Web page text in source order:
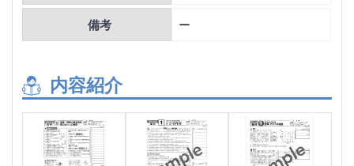
備考 ー
内容紹介